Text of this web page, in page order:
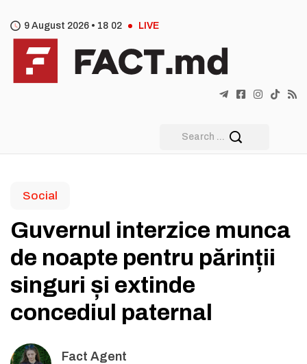
9 August 2026 • 18 02 LIVE
Social
Guvernul interzice munca
de noapte pentru părinții
singuri și extinde
concediul paternal
Fact Agent